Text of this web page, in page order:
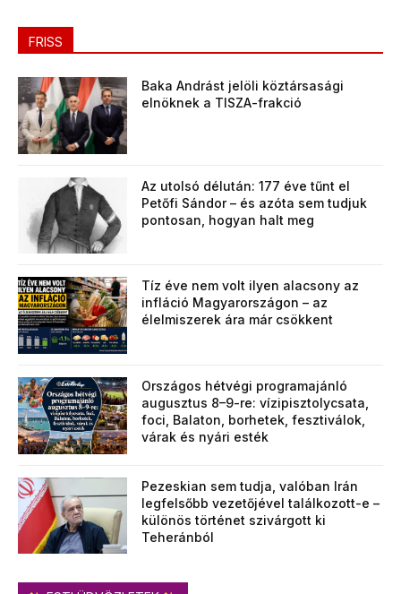
FRISS
Baka Andrást jelöli köztársasági
elnöknek a TISZA-frakció
Az utolsó délután: 177 éve tűnt el
Petőfi Sándor – és azóta sem tudjuk
pontosan, hogyan halt meg
Tíz éve nem volt ilyen alacsony az
infláció Magyarországon – az
élelmiszerek ára már csökkent
Országos hétvégi programajánló
augusztus 8–9-re: vízipisztolycsata,
foci, Balaton, borhetek, fesztiválok,
várak és nyári esték
Pezeskian sem tudja, valóban Irán
legfelsőbb vezetőjével találkozott-e –
különös történet szivárgott ki
Teheránból